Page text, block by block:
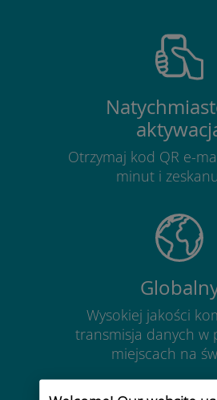
Otrzymaj kod QR e-
minut i
Wysokiej jakości
transmisja danych w
miejscach na